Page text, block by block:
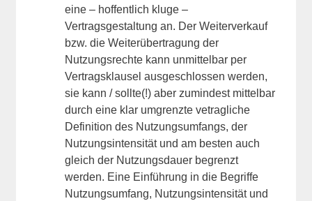
eine – hoffentlich kluge –
Vertragsgestaltung an. Der Weiterverkauf
bzw. die Weiterübertragung der
Nutzungsrechte kann unmittelbar per
Vertragsklausel ausgeschlossen werden,
sie kann / sollte(!) aber zumindest mittelbar
durch eine klar umgrenzte vetragliche
Definition des Nutzungsumfangs, der
Nutzungsintensität und am besten auch
gleich der Nutzungsdauer begrenzt
werden. Eine Einführung in die Begriffe
Nutzungsumfang, Nutzungsintensität und